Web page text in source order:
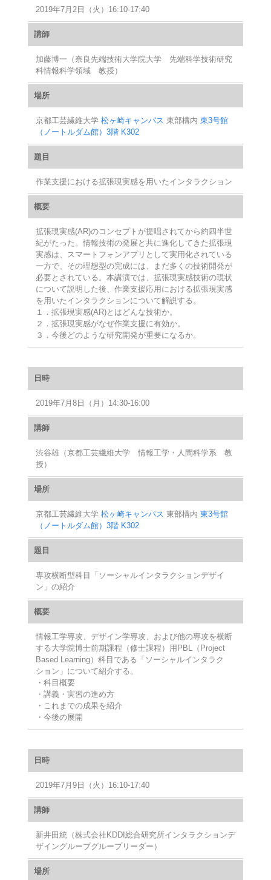
2019年7月2日（火）16:10‐17:40
講師
加藤博一（奈良先端技術大学院大学 先端科学技術研究
科情報科学領域 教授）
場所
京都工芸繊維大学 松ヶ崎キャンパス 東部構内 東3号館
（ノートルダム館）3階 K302
題目
作業支援における拡張現実感を用いたインタラクション
概要
拡張現実感(AR)のコンセプトが提唱されてから約四半世
紀がたった。情報技術の発展と共に進化してきた拡張現
実感は、スマートフォンアプリとして実用化されている
一方で、その理想型の完成には、まだ多くの技術開発が
必要とされている。本講演では、拡張現実感技術の現状
について説明した後、作業支援応用における拡張現実感
を用いたインタラクションについて解説する。
１．拡張現実感(AR)とはどんな技術か。
２．拡張現実感がなぜ作業支援に有効か。
３．今後どのような研究開発が重要になるか。
日時
2019年7月8日（月）14:30‐16:00
講師
渋谷雄（京都工芸繊維大学 情報工学・人間科学系 教
授）
場所
京都工芸繊維大学 松ヶ崎キャンパス 東部構内 東3号館
（ノートルダム館）3階 K302
題目
専攻横断型科目「ソーシャルインタラクションデザイ
ン」の紹介
概要
情報工学専攻、デザイン学専攻、および他の専攻を横断
する大学院博士前期課程（修士課程）用PBL（Project
Based Learning）科目である「ソーシャルインタラク
ション」について紹介する。
・科目概要
・講義・実習の進め方
・これまでの成果を紹介
・今後の展開
日時
2019年7月9日（火）16:10‐17:40
講師
新井田統（株式会社KDDI総合研究所インタラクションデ
ザイングループグループリーダー）
場所